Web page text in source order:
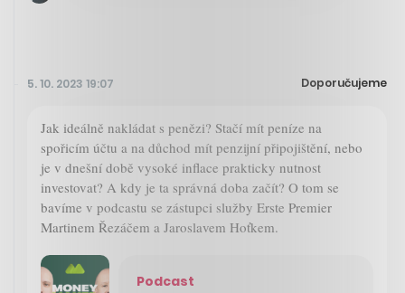
5. 10. 2023 19:07 Doporučujeme
Jak ideálně nakládat s penězi? Stačí mít peníze na
spořicím účtu a na důchod mít penzijní připojištění, nebo
je v dnešní době vysoké inflace prakticky nutnost
investovat? A kdy je ta správná doba začít? O tom se
bavíme v podcastu se zástupci služby Erste Premier
Martinem Řezáčem a Jaroslavem Hoťkem.
Podcast